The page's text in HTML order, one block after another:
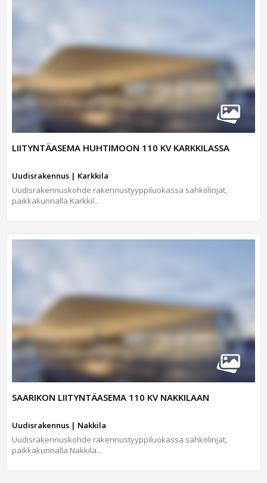
LIITYNTÄASEMA HUHTIMOON 110 KV KARKKILASSA
Uudisrakennus | Karkkila
Uudisrakennuskohde rakennustyyppiluokassa sähkölinjat,
paikkakunnalla Karkkil...
SAARIKON LIITYNTÄASEMA 110 KV NAKKILAAN
Uudisrakennus | Nakkila
Uudisrakennuskohde rakennustyyppiluokassa sähkölinjat,
paikkakunnalla Nakkila...